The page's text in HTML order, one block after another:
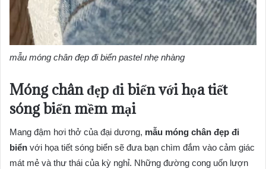
mẫu móng chân đẹp đi biển pastel nhẹ nhàng
Móng chân đẹp đi biển với họa tiết
sóng biển mềm mại
Mang đậm hơi thở của đại dương, mẫu móng chân đẹp đi
biển với họa tiết sóng biển sẽ đưa bạn chìm đắm vào cảm giác
mát mẻ và thư thái của kỳ nghỉ. Những đường cong uốn lượn